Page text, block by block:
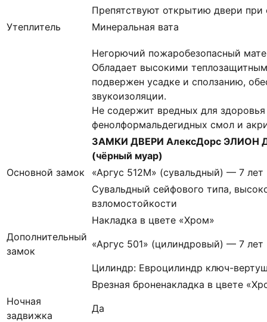
Препятствуют открытию двери при
Утеплитель
Минеральная вата
Негорючий пожаробезопасный
Обладает высокими
подвержен усадке и сползанию,
звукоизоляции.
Не содержит вредных для
фенолформальдегидных смол и
ЗАМКИ ДВЕРИ АлексДорс ЭЛИОН
(чёрный муар)
Основной замок
«Аргус 512М» (сувальдный) — 7 лет
Сувальдный сейфового типа,
взломостойкости
Накладка в цвете «Хром»
Дополнительный
замок
«Аргус 501» (цилиндровый) — 7 лет
Цилиндр: Евроцилиндр ключ-
Врезная броненакладка в цвете
Ночная
задвижка
Да